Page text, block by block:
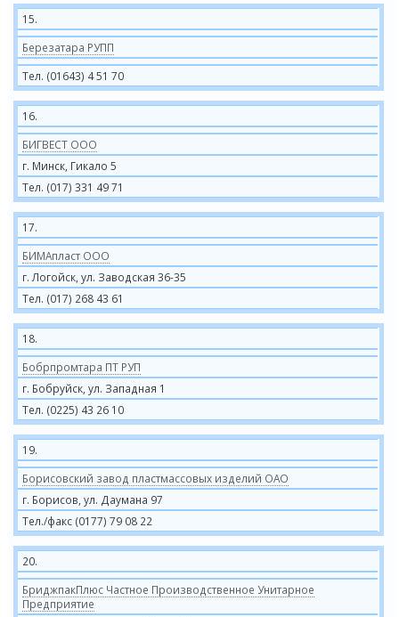
15.
Березатара РУПП
Тел. (01643) 4 51 70
16.
БИГВЕСТ ООО
г. Минск, Гикало 5
Тел. (017) 331 49 71
17.
БИМАпласт ООО
г. Логойск, ул. Заводская 36-35
Тел. (017) 268 43 61
18.
Бобрпромтара ПТ РУП
г. Бобруйск, ул. Западная 1
Тел. (0225) 43 26 10
19.
Борисовский завод пластмассовых изделий ОАО
г. Борисов, ул. Даумана 97
Тел./факс (0177) 79 08 22
20.
БриджпакПлюс Частное Производственное Унитарное
Предприятие